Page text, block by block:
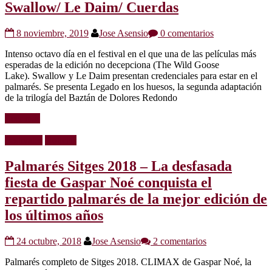
Swallow/ Le Daim/ Cuerdas
8 noviembre, 2019 Jose Asensio
0 comentarios
Intenso octavo día en el festival en el que una de las películas más
esperadas de la edición no decepciona (The Wild Goose
Lake). Swallow y Le Daim presentan credenciales para estar en el
palmarés. Se presenta Legado en los huesos, la segunda adaptación
de la trilogía del Baztán de Dolores Redondo
Palmarés Sitges 2018 – La desfasada
fiesta de Gaspar Noé conquista el
repartido palmarés de la mejor edición de
los últimos años
24 octubre, 2018 Jose Asensio
2 comentarios
Palmarés completo de Sitges 2018. CLIMAX de Gaspar Noé, la